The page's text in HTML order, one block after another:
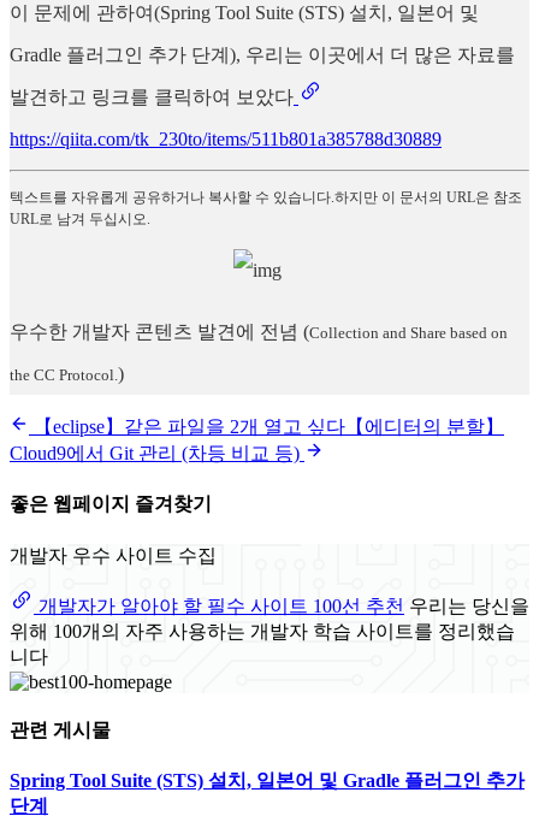
이 문제에 관하여(Spring Tool Suite (STS) 설치, 일본어 및
Gradle 플러그인 추가 단계), 우리는 이곳에서 더 많은 자료를
발견하고 링크를 클릭하여 보았다
https://qiita.com/tk_230to/items/511b801a385788d30889
텍스트를 자유롭게 공유하거나 복사할 수 있습니다.하지만 이 문서의 URL은 참조
URL로 남겨 두십시오.
우수한 개발자 콘텐츠 발견에 전념 (Collection and Share based on
the CC Protocol. )
【eclipse】같은 파일을 2개 열고 싶다【에디터의 분할】
Cloud9에서 Git 관리 (차등 비교 등)
좋은 웹페이지 즐겨찾기
개발자 우수 사이트 수집
개발자가 알아야 할 필수 사이트 100선 추천 우리는 당신을
위해 100개의 자주 사용하는 개발자 학습 사이트를 정리했습
니다
관련 게시물
Spring Tool Suite (STS) 설치, 일본어 및 Gradle 플러그인 추가
단계